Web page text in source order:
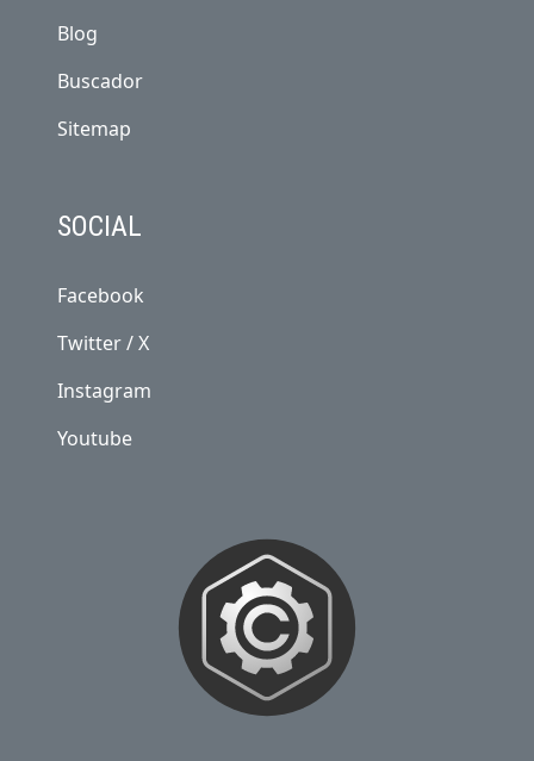
Blog
Buscador
Sitemap
SOCIAL
Facebook
Twitter / X
Instagram
Youtube
NOSOTROS